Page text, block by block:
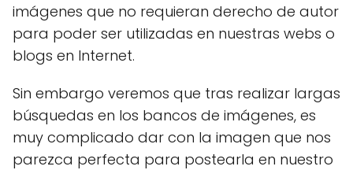
imágenes que no requieran derecho de autor
para poder ser utilizadas en nuestras webs o
blogs en Internet.
Sin embargo veremos que tras realizar largas
búsquedas en los bancos de imágenes, es
muy complicado dar con la imagen que nos
parezca perfecta para postearla en nuestro